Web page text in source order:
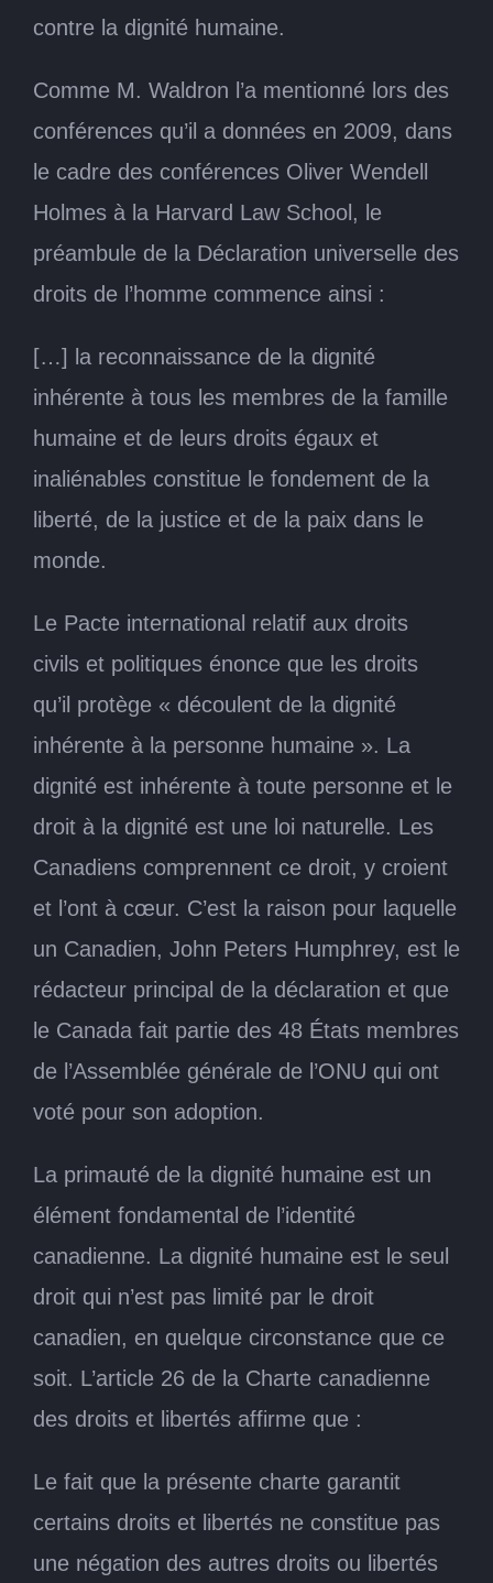
contre la dignité humaine.
Comme M. Waldron l’a mentionné lors des
conférences qu’il a données en 2009, dans
le cadre des conférences Oliver Wendell
Holmes à la Harvard Law School, le
préambule de la Déclaration universelle des
droits de l’homme commence ainsi :
[…] la reconnaissance de la dignité
inhérente à tous les membres de la famille
humaine et de leurs droits égaux et
inaliénables constitue le fondement de la
liberté, de la justice et de la paix dans le
monde.
Le Pacte international relatif aux droits
civils et politiques énonce que les droits
qu’il protège « découlent de la dignité
inhérente à la personne humaine ». La
dignité est inhérente à toute personne et le
droit à la dignité est une loi naturelle. Les
Canadiens comprennent ce droit, y croient
et l’ont à cœur. C’est la raison pour laquelle
un Canadien, John Peters Humphrey, est le
rédacteur principal de la déclaration et que
le Canada fait partie des 48 États membres
de l’Assemblée générale de l’ONU qui ont
voté pour son adoption.
La primauté de la dignité humaine est un
élément fondamental de l’identité
canadienne. La dignité humaine est le seul
droit qui n’est pas limité par le droit
canadien, en quelque circonstance que ce
soit. L’article 26 de la Charte canadienne
des droits et libertés affirme que :
Le fait que la présente charte garantit
certains droits et libertés ne constitue pas
une négation des autres droits ou libertés